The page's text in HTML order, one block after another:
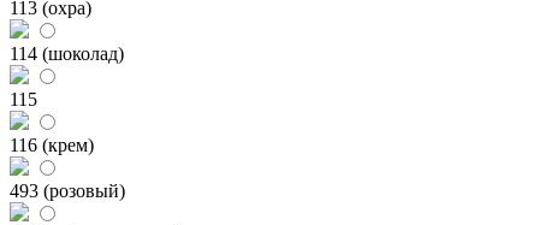
113 (охра)
114 (шоколад)
115
116 (крем)
493 (розовый)